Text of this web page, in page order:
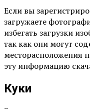
Если вы
загружаете
избегать загрузки
так как они могут
месторасположения
эту информацию
Куки